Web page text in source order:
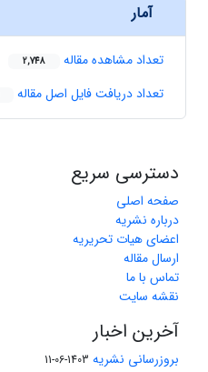
آمار
تعداد مشاهده مقاله 2,748
تعداد دریافت فایل اصل مقاله
دسترسی سریع
صفحه اصلی
درباره نشریه
اعضای هیات تحریریه
ارسال مقاله
تماس با ما
نقشه سایت
آخرین اخبار
بروزرسانی نشریه 1403-06-11